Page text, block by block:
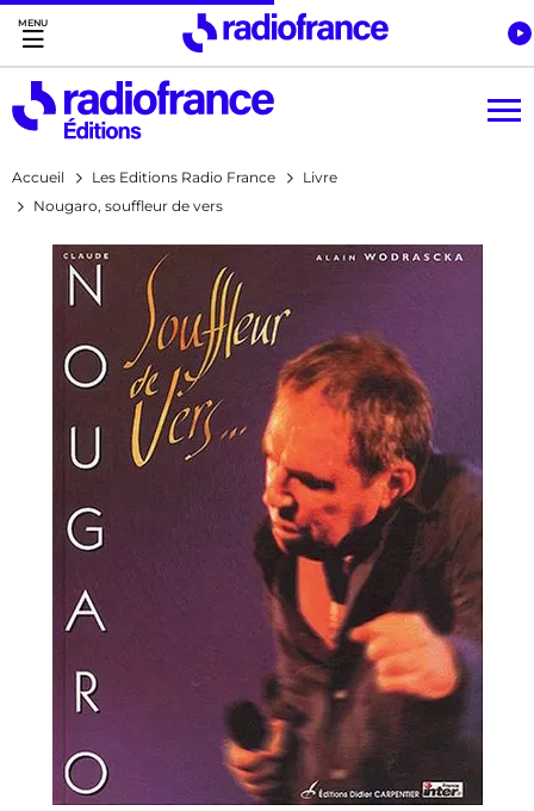
Accès direct :
Menu principal
Contenu
Accueil Les Editions Radio France
Livre
Nougaro, souffleur de vers